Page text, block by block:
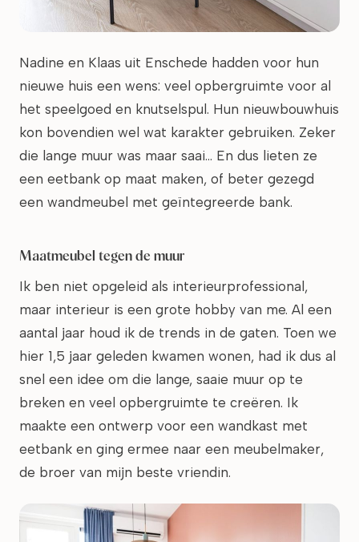
Nadine en Klaas uit Enschede hadden voor hun
nieuwe huis een wens: veel opbergruimte voor al
het speelgoed en knutselspul. Hun nieuwbouwhuis
kon bovendien wel wat karakter gebruiken. Zeker
die lange muur was maar saai… En dus lieten ze
een eetbank op maat maken, of beter gezegd
een wandmeubel met geïntegreerde bank.
Maatmeubel tegen de muur
Ik ben niet opgeleid als interieurprofessional,
maar interieur is een grote hobby van me. Al een
aantal jaar houd ik de trends in de gaten. Toen we
hier 1,5 jaar geleden kwamen wonen, had ik dus al
snel een idee om die lange, saaie muur op te
breken en veel opbergruimte te creëren. Ik
maakte een ontwerp voor een wandkast met
eetbank en ging ermee naar een meubelmaker,
de broer van mijn beste vriendin.